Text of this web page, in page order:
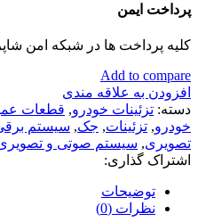
پرداخت ایمن
کلیه پرداخت ها در شبکه امن
Add to compare
افزودن به علاقه مندی
دسته: تزئینات خودرو, قطعات
خودرو, تزئینات, جک, سیستم
تصویری, سیستم صوتی و
اشتراک گذاری:
توضیحات
نظرات (0)